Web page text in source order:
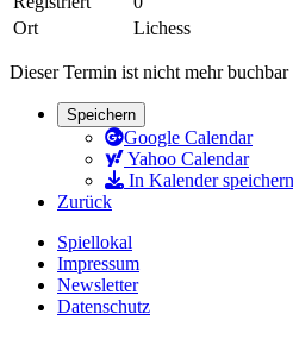
Ort
Lichess
Dieser Termin ist nicht mehr buchbar
Speichern
Google Calendar
Yahoo Calendar
In Kalender speichern
Zurück
Spiellokal
Impressum
Newsletter
Datenschutz